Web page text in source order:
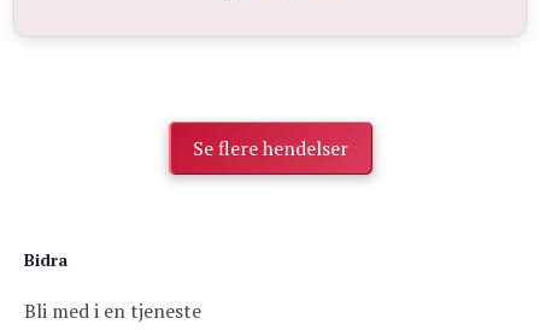
Se flere hendelser
Bidra
Bli med i en tjeneste